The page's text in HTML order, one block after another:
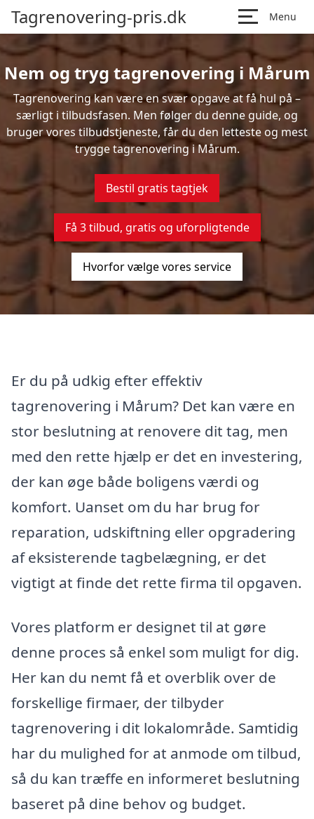
Tagrenovering-pris.dk Menu
Nem og tryg tagrenovering i Mårum
Tagrenovering kan være en svær opgave at få hul på –
særligt i tilbudsfasen. Men følger du denne guide, og
bruger vores tilbudstjeneste, får du den letteste og mest
trygge tagrenovering i Mårum.
Bestil gratis tagtjek
Få 3 tilbud, gratis og uforpligtende
Hvorfor vælge vores service
Er du på udkig efter effektiv
tagrenovering i Mårum? Det kan være en
stor beslutning at renovere dit tag, men
med den rette hjælp er det en investering,
der kan øge både boligens værdi og
komfort. Uanset om du har brug for
reparation, udskiftning eller opgradering
af eksisterende tagbelægning, er det
vigtigt at finde det rette firma til opgaven.
Vores platform er designet til at gøre
denne proces så enkel som muligt for dig.
Her kan du nemt få et overblik over de
forskellige firmaer, der tilbyder
tagrenovering i dit lokalområde. Samtidig
har du mulighed for at anmode om tilbud,
så du kan træffe en informeret beslutning
baseret på dine behov og budget.